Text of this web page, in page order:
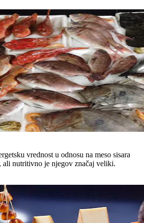
vrednost u odnosu na meso sisara
ali nutritivno je njegov značaj veliki.